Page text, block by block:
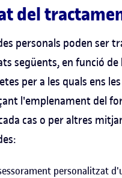
del
personals poden ser
següents, en funció de
per a les quals ens
l'emplenament del
cas o per altres
personalitzat